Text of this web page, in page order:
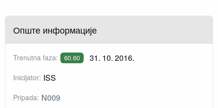
Опште информације
Trenutna faza: 60.60 31. 10. 2016.
Inicijator: ISS
Pripada: N009